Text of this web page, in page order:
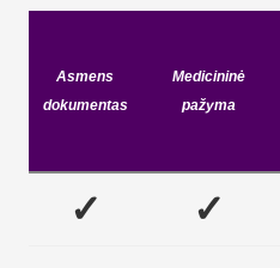
Asmens
dokumentas
Medicininė
pažyma
✓ ✓